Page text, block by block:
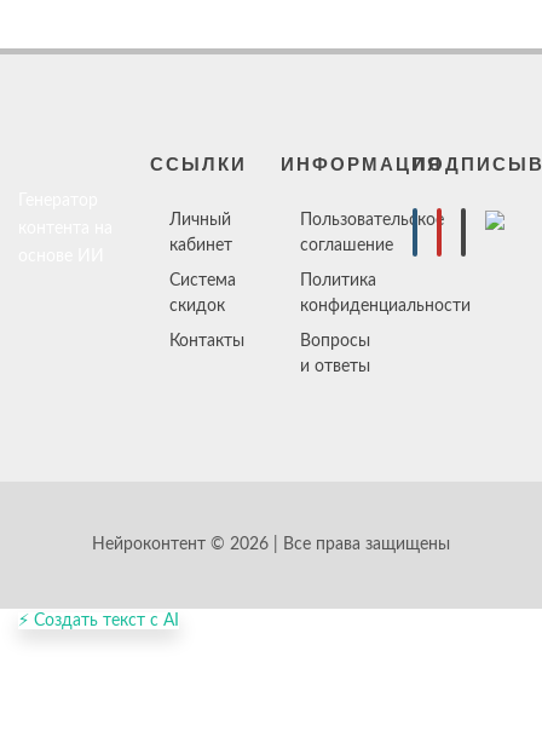
ССЫЛКИ
Личный
кабинет
Система
скидок
Контакты
ИНФОРМАЦИЯ
Пользовательское
соглашение
Политика
конфиденциальности
Вопросы
и ответы
Нейроконтент © 2026 | Все права защищены
⚡ Создать текст с AI